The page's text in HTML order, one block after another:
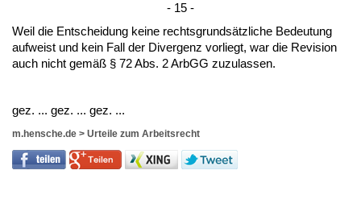
- 15 -
Weil die Ent­schei­dung kei­ne rechts­grundsätz­li­che Be­deu­tung
auf­weist und kein Fall der Di­ver­genz vor­liegt, war die Re­vi­si­on
auch nicht gemäß § 72 Abs. 2 ArbGG zu­zu­las­sen.
gez. ... gez. ... gez. ...
m.hensche.de > Urteile zum Arbeitsrecht